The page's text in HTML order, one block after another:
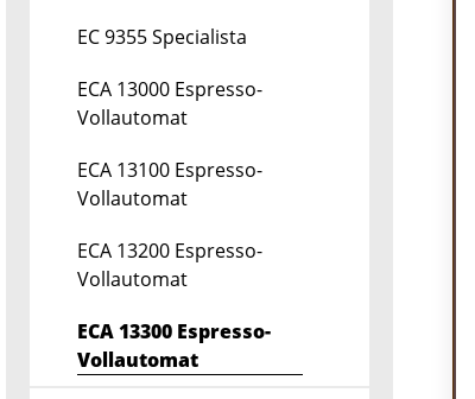
EC 9355 Specialista
ECA 13000 Espresso-
Vollautomat
ECA 13100 Espresso-
Vollautomat
ECA 13200 Espresso-
Vollautomat
ECA 13300 Espresso-
Vollautomat